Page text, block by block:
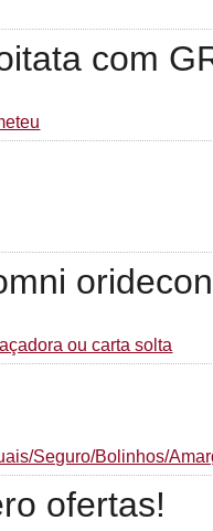
com
ou carta solta
Seguro/Bolinhos/
ofertas!